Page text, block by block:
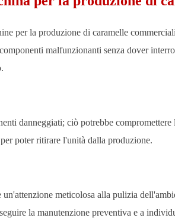
per la produzione di caramelle
malfunzionanti senza dover
danneggiati; ciò potrebbe
poter ritirare l'unità dalla produzione.
meticolosa alla pulizia
la manutenzione preventiva e a